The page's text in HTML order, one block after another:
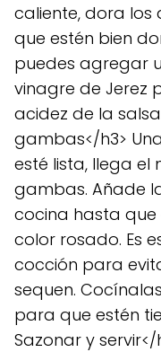
caliente, dora los
que estén bien
puedes agregar
vinagre de Jerez
acidez de la
gambas</h3>
esté lista, llega
gambas. Añade
cocina hasta que
color rosado. Es
cocción para
sequen.
para que estén
Sazonar y